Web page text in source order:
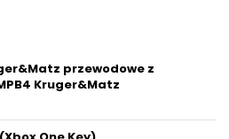
przewodowe z
Kruger&Matz